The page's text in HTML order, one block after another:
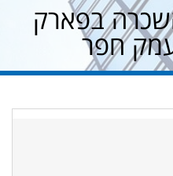
בפארק
חפר